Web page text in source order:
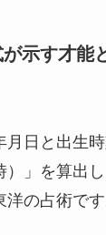
示す才能
月日と出生
）」を算出
の占術です